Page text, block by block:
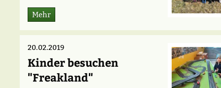
Mehr
20.02.2019
Kinder besuchen
"Freakland"